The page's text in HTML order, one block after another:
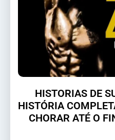
HISTORIAS DE
HISTÓRIA
CHORAR ATÉ O